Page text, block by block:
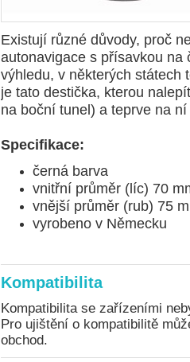
Existují různé důvody, proč
autonavigace s přísavkou
výhledu, v některých státech
je tato destička, kterou
na boční tunel) a teprve na
Specifikace:
černá barva
vnitřní průměr (líc) 70
vnější průměr (rub) 75
vyrobeno v Německu
Kompatibilita
Kompatibilita se zařízeními
Pro ujištění o kompatibilitě
obchod.